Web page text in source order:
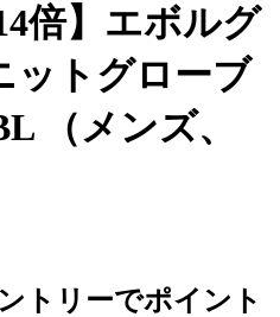
倍】エボルグ
ットグローブ
（メンズ、
トリーでポイント